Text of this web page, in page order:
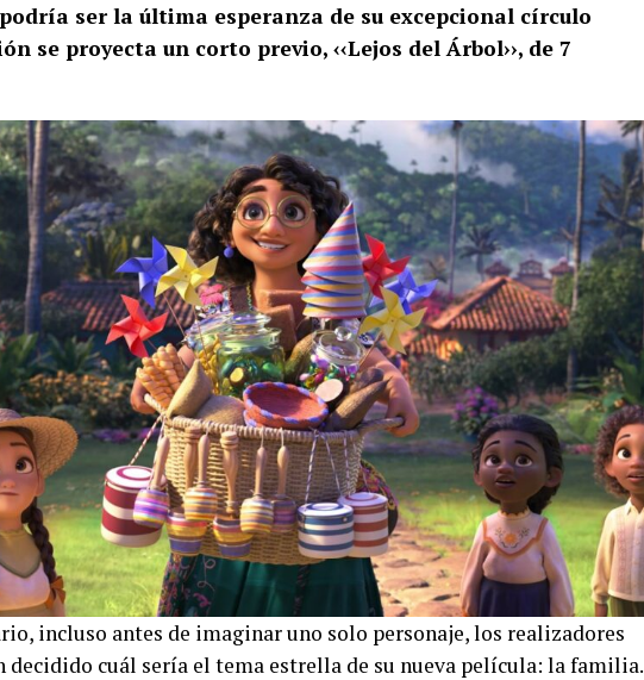
ser la última esperanza de su excepcional círculo
se proyecta un corto previo, ‹‹Lejos del Árbol››, de 7
incluso antes de imaginar uno solo personaje, los realizadores
decidido cuál sería el tema estrella de su nueva película: la familia.